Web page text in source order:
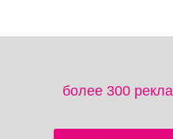
более 300